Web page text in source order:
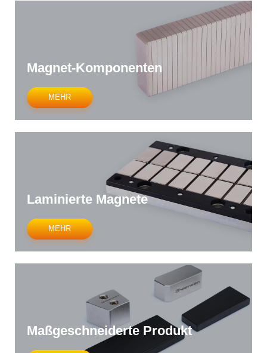
Magnet-Komponenten
MEHR
Laminierte Magnete
MEHR
Maßgeschneiderte Produkt